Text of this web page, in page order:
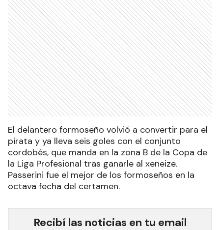
El delantero formoseño volvió a convertir para el
pirata y ya lleva seis goles con el conjunto
cordobés, que manda en la zona B de la Copa de
la Liga Profesional tras ganarle al xeneize.
Passerini fue el mejor de los formoseños en la
octava fecha del certamen.
Recibí las noticias en tu email